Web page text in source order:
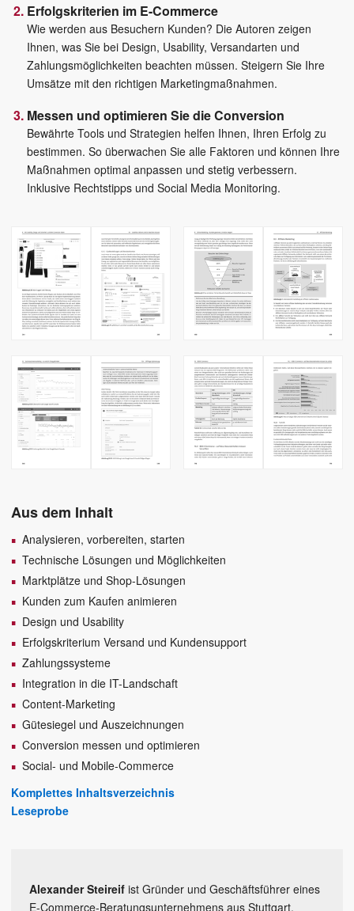
Erfolgskriterien im E-Commerce
Wie werden aus Besuchern Kunden? Die Autoren zeigen
Ihnen, was Sie bei Design, Usability, Versandarten und
Zahlungsmöglichkeiten beachten müssen. Steigern Sie Ihre
Umsätze mit den richtigen Marketingmaßnahmen.
Messen und optimieren Sie die Conversion
Bewährte Tools und Strategien helfen Ihnen, Ihren Erfolg zu
bestimmen. So überwachen Sie alle Faktoren und können Ihre
Maßnahmen optimal anpassen und stetig verbessern.
Inklusive Rechtstipps und Social Media Monitoring.
Aus dem Inhalt
Analysieren, vorbereiten, starten
Technische Lösungen und Möglichkeiten
Marktplätze und Shop-Lösungen
Kunden zum Kaufen animieren
Design und Usability
Erfolgskriterium Versand und Kundensupport
Zahlungssysteme
Integration in die IT-Landschaft
Content-Marketing
Gütesiegel und Auszeichnungen
Conversion messen und optimieren
Social- und Mobile-Commerce
Komplettes Inhaltsverzeichnis
Leseprobe
Alexander Steireif ist Gründer und Geschäftsführer eines
E-Commerce-Beratungsunternehmens aus Stuttgart.